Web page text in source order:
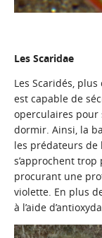
Les Scaridae
Les Scaridés,
est capable de
operculaires pour
dormir. Ainsi, la
les prédateurs de
s’approchent
procurant une
violette. En plus
à l’aide